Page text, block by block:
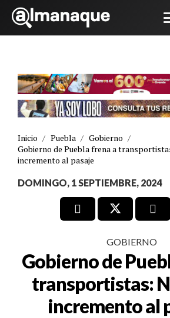
Inicio / Puebla / Gobierno /
Gobierno de Puebla frena a
incremento al pasaje
DOMINGO, 1 SEPTIEMBRE, 2024
GOBIERNO
Gobierno de
transportistas:
incremento al